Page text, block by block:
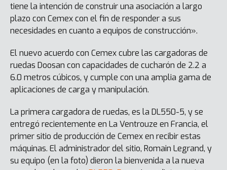
tiene la intención de construir una asociación a largo
plazo con Cemex con el fin de responder a sus
necesidades en cuanto a equipos de construcción».
El nuevo acuerdo con Cemex cubre las cargadoras de
ruedas Doosan con capacidades de cucharón de 2.2 a
6.0 metros cúbicos, y cumple con una amplia gama de
aplicaciones de carga y manipulación.
La primera cargadora de ruedas, es la DL550-5, y se
entregó recientemente en La Ventrouze en Francia, el
primer sitio de producción de Cemex en recibir estas
máquinas. El administrador del sitio, Romain Legrand, y
su equipo (en la foto) dieron la bienvenida a la nueva